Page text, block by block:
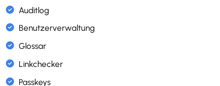
Auditlog
Benutzerverwaltung